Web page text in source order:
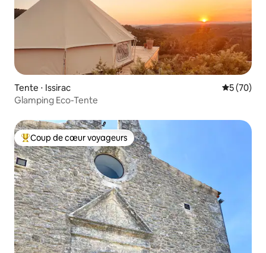
Tente ⋅ Issirac
5 (70)
Glamping Eco-Tente
Coups de cœur voyageurs les plus appréciés
Coup de cœur voyageurs